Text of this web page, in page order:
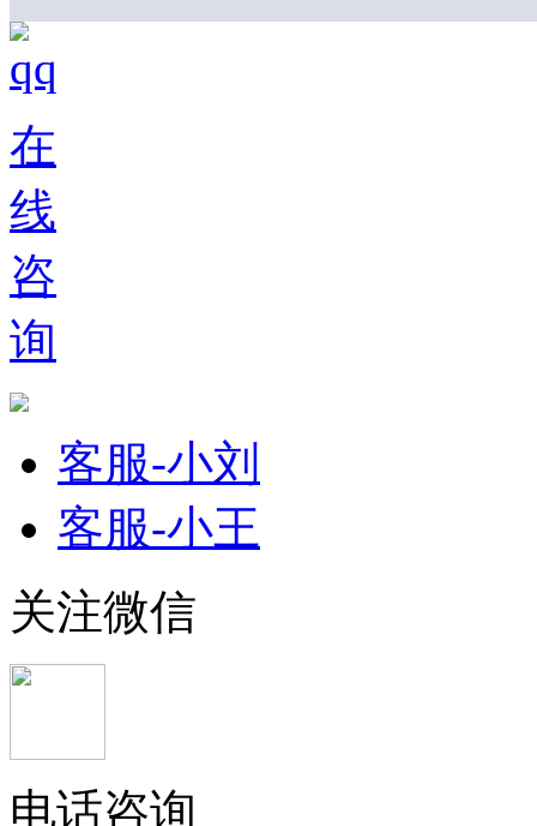
在
线
咨
询
客服-小刘
客服-小王
关注微信
电话咨询